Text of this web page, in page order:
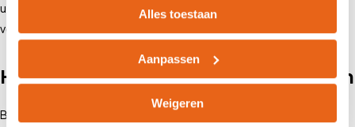
Alles toestaan
Aanpassen
Weigeren
uitkering op basis van de ingelegde premies en de afgesproken
voorwaarden.
Hoe Landman Assurantiën je kan helpen
Bij Landman Assurantiën in Alkmaar weten we dat elke werkgever